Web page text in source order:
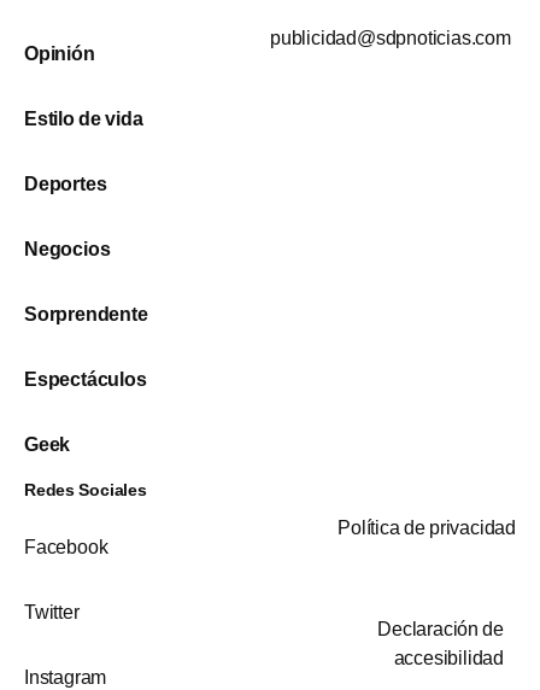
Opinión
Estilo de vida
Deportes
Negocios
Sorprendente
Espectáculos
Geek
publicidad@sdpnoticias.com
Redes Sociales
Facebook
Twitter
Instagram
Política de privacidad
Declaración de
accesibilidad